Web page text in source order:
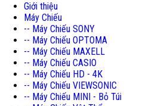
Giới thiệu
Máy Chiếu
-- Máy Chiếu SONY
-- Máy Chiếu OPTOMA
-- Máy Chiếu MAXELL
-- Máy Chiếu CASIO
-- Máy Chiếu HD - 4K
-- Máy Chiếu VIEWSONIC
-- Máy Chiếu MINI - Bỏ Túi